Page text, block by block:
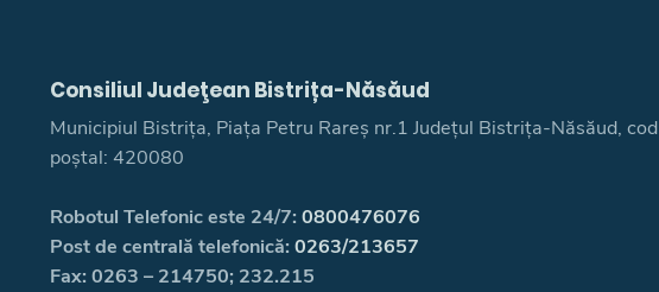
Consiliul Judeţean Bistrița-Năsăud
Municipiul Bistrița, Piața Petru Rareș nr.1 Județul Bistrița-Năsăud, cod
poștal: 420080
Robotul Telefonic este 24/7: 0800476076
Post de centrală telefonică: 0263/213657
Fax: 0263 – 214750; 232.215